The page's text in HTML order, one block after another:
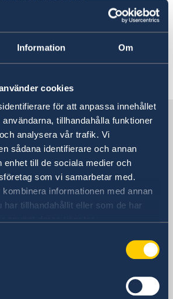
Information Om
cookies
för att anpassa innehållet
tillhandahålla funktioner
analysera vår trafik. Vi
sådana identifierare och annan
enhet till de sociala medier och
som vi samarbetar med.
informationen med annan
har tillhandahållit eller som de har
Hours
for visits
organisations for
for Migration cases and
find the latest news from
Macedonia,